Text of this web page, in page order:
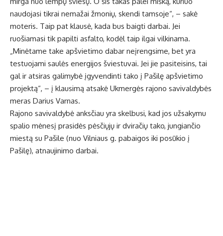
naudojasi tikrai nemažai žmonių, skendi tamsoje“, – sakė
moteris. Taip pat klausė, kada bus baigti darbai. Jei
ruošiamasi tik papilti asfalto, kodėl taip ilgai vilkinama.
„Minėtame take apšvietimo dabar neįrengsime, bet yra
testuojami saulės energijos šviestuvai. Jei jie pasiteisins, tai
gal ir atsiras galimybė įgyvendinti tako į Pašilę apšvietimo
projektą“, – į klausimą atsakė Ukmergės rajono savivaldybės
meras Darius Varnas.
Rajono savivaldybė anksčiau yra skelbusi, kad jos užsakymu
spalio mėnesį prasidės pėsčiųjų ir dviračių tako, jungiančio
miestą su Pašile (nuo Vilniaus g. pabaigos iki posūkio į
Pašilę), atnaujinimo darbai.